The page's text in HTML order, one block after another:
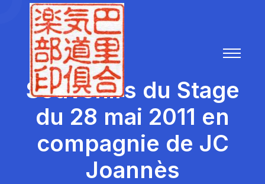
Souvenirs du Stage
du 28 mai 2011 en
compagnie de JC
Joannès